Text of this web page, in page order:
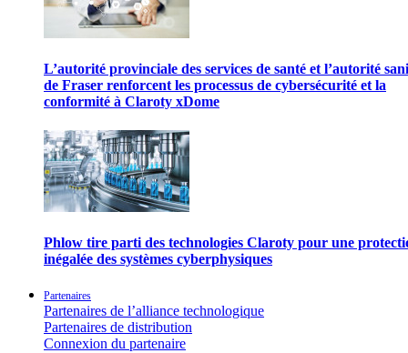
L’autorité provinciale des services de santé et l’autorité
de Fraser renforcent les processus de cybersécurité et la
conformité à Claroty xDome
Phlow tire parti des technologies Claroty pour une
inégalée des systèmes cyberphysiques
Partenaires
Partenaires de l’alliance technologique
Partenaires de distribution
Connexion du partenaire